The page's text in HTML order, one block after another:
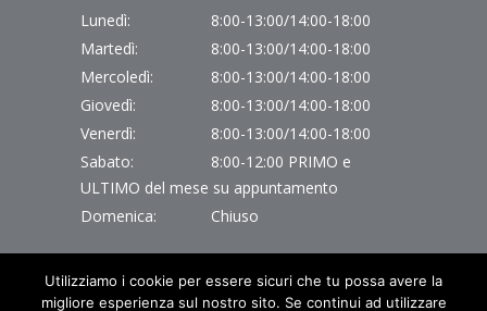
Lunedì:
8:00-13:00/14:00-18:00
Martedì:
8:00-13:00/14:00-18:00
Mercoledì:
8:00-13:00/14:00-18:00
Giovedì:
8:00-13:00/14:00-18:00
Venerdì:
8:00-13:00/14:00-18:00
Sabato:
8:00-12:00 PRIMO e
ULTIMO del mese su appuntamento
Domenica:
Chiuso
Utilizziamo i cookie per essere sicuri che tu possa avere la
migliore esperienza sul nostro sito. Se continui ad utilizzare